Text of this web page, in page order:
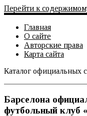
Перейти к
Главная
О сайте
Авторские права
Карта сайта
Каталог официальных
Барселона
футбольный клуб